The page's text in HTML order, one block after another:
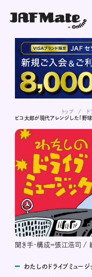
トップ
聞き手・構成＝張江浩司 /
わたしのドライブミュージ